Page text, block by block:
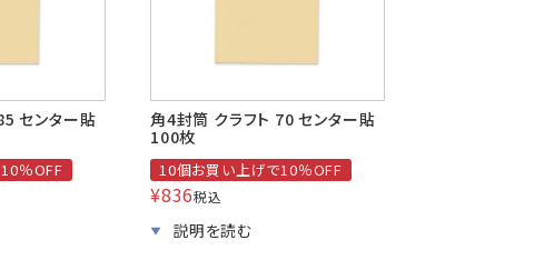
明細用封筒
95×215
センター貼
％OFF
角4封筒 クラフト 70 センター貼
100枚
10個お買い上げで10％OFF
¥836税込